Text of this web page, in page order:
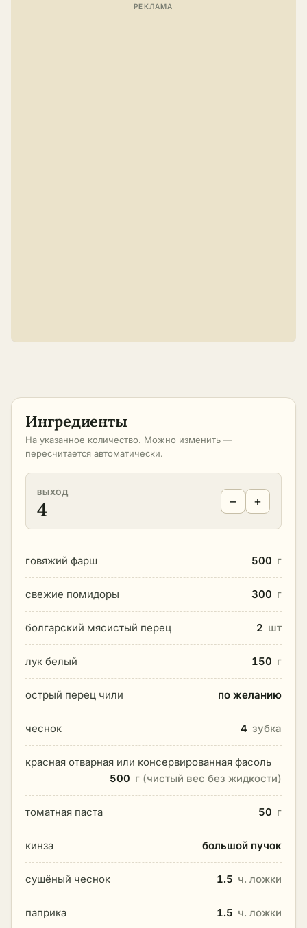
Ингредиенты
На указанное количество. Можно изменить —
пересчитается автоматически.
ВЫХОД
4 − +
говяжий фарш 500 г
свежие помидоры 300 г
болгарский мясистый перец 2 шт
лук белый 150 г
острый перец чили по желанию
чеснок 4 зубка
красная отварная или консервированная фасоль
500 г (чистый вес без жидкости)
томатная паста 50 г
кинза большой пучок
сушёный чеснок 1.5 ч. ложки
паприка 1.5 ч. ложки